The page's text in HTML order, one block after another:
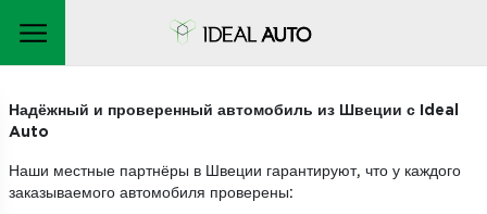
АВТОМОБИЛИ НА ЗАКАЗ
Надёжный и проверенный автомобиль из Швеции с Ideal
Auto
Наши местные партнёры в Швеции гарантируют, что у каждого
заказываемого автомобиля проверены: